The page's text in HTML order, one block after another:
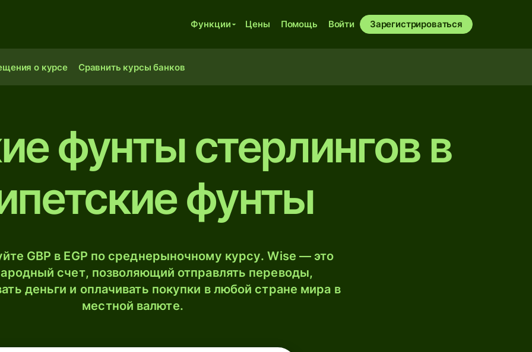
Функции Цены Помощь Войти Зарегистрироваться
о курсе Сравнить курсы банков
фунты стерлингов в
фунты
GBP в EGP по среднерыночному курсу. Wise — это
счет, позволяющий отправлять переводы,
деньги и оплачивать покупки в любой стране мира в
местной валюте.